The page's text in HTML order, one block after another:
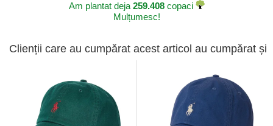
Am plantat deja 259.408copaci
Mulțumesc!
Clienții care au cumpărat acest articol au cumpărat și